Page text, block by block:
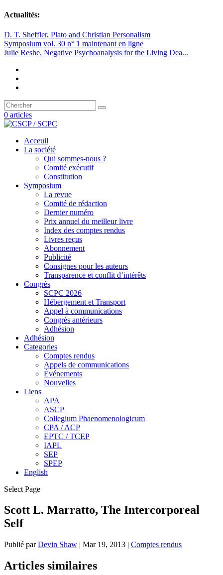
Actualités:
D. T. Sheffler, Plato and Christian Personalism
Symposium vol. 30 n° 1 maintenant en ligne
Julie Reshe, Negative Psychoanalysis for the Living Dea...
0 articles
Acceuil
La société
Qui sommes-nous ?
Comité exécutif
Constitution
Symposium
La revue
Comité de rédaction
Dernier numéro
Prix annuel du meilleur livre
Index des comptes rendus
Livres reçus
Abonnement
Publicité
Consignes pour les auteurs
Transparence et conflit d’intérêts
Congrès
SCPC 2026
Hébergement et Transport
Appel à communications
Congrès antérieurs
Adhésion
Adhésion
Categories
Comptes rendus
Appels de communications
Événements
Nouvelles
Liens
APA
ASCP
Collegium Phaenomenologicum
CPA / ACP
EPTC / TCEP
IAPL
SEP
SPEP
English
Select Page
Scott L. Marratto, The Intercorporeal
Self
Publié parDevin Shaw | Mar 19, 2013 | Comptes rendus
Articles similaires